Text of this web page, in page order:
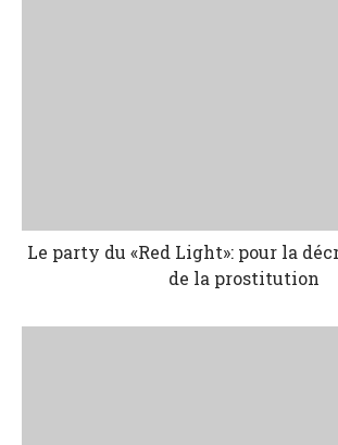
Le party du «Red Light»: pour la
de la prostitution